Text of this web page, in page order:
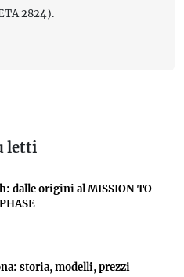
2824).
letti
dalle origini al MISSION TO
storia, modelli, prezzi